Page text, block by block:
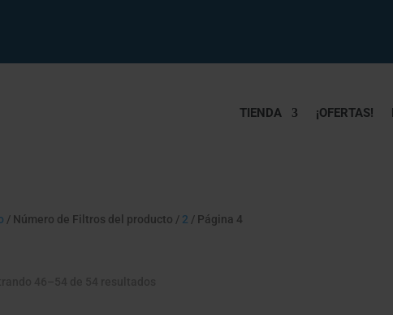
TIENDA ¡OFERTAS!
/ Número de Filtros del producto / 2 / Página 4